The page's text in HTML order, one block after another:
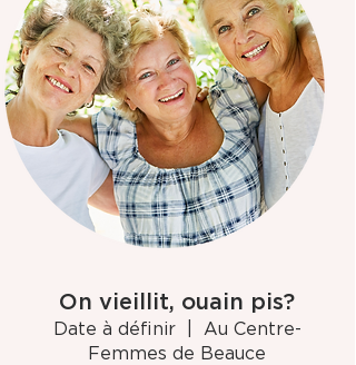
On vieillit, ouain pis?
Date à définir
  |
Au Centre-
Femmes de Beauce